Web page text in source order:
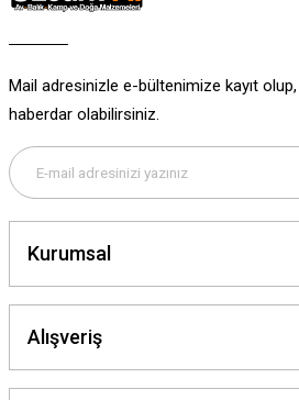
Gönder
Mail adresinizle e-bültenimize kayıt
haberdar olabilirsiniz.
Kurumsal
Alışveriş